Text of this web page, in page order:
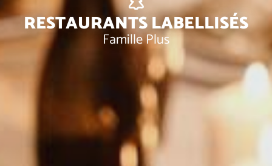
RESTAURANTS LABELLISÉS
Famille Plus